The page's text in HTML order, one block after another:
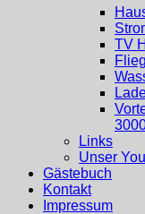
TV
Links
Unser
Gästebuch
Kontakt
Impressum